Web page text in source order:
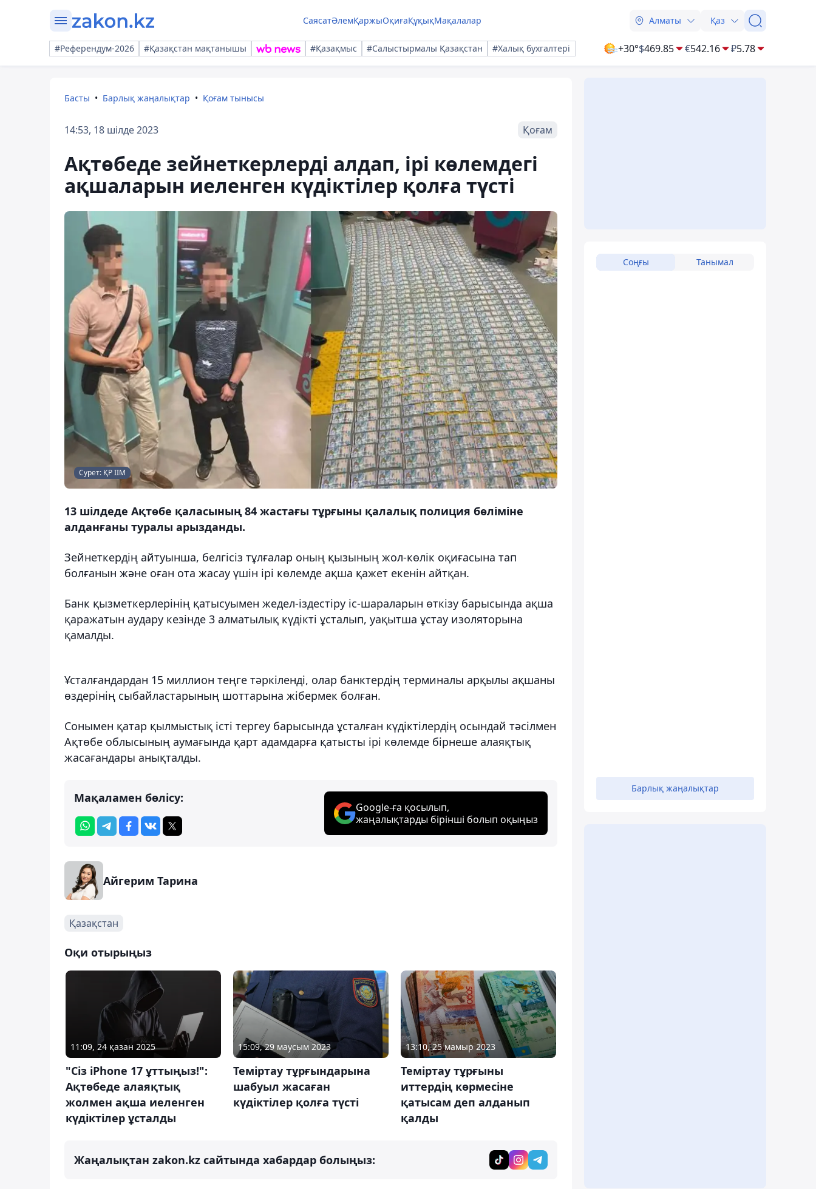
СаясатӘлемҚаржыОқиғаҚұқықМақалалар Алматы Қаз
#Референдум-2026 #Қазақстан мақтанышы #Қазақмыс #Салыстырмалы Қазақстан #Халық бухгалтері +30°$469.85 €542.16 ₽5.78
Басты Барлық жаңалықтар Қоғам тынысы
14:53, 18 шілде 2023 Қоғам
Ақтөбеде зейнеткерлерді алдап, ірі көлемдегі
ақшаларын иеленген күдіктілер қолға түсті
Сурет: ҚР ІІМ
13 шілдеде Ақтөбе қаласының 84 жастағы тұрғыны қалалық полиция бөліміне
алданғаны туралы арызданды.
Зейнеткердің айтуынша, белгісіз тұлғалар оның қызының жол-көлік оқиғасына тап
болғанын және оған ота жасау үшін ірі көлемде ақша қажет екенін айтқан.
Банк қызметкерлерінің қатысуымен жедел-іздестіру іс-шараларын өткізу барысында ақша
қаражатын аудару кезінде 3 алматылық күдікті ұсталып, уақытша ұстау изоляторына
қамалды.
Ұсталғандардан 15 миллион теңге тәркіленді, олар банктердің терминалы арқылы ақшаны
өздерінің сыбайластарының шоттарына жібермек болған.
Сонымен қатар қылмыстық істі тергеу барысында ұсталған күдіктілердің осындай тәсілмен
Ақтөбе облысының аумағында қарт адамдарға қатысты ірі көлемде бірнеше алаяқтық
жасағандары анықталды.
Мақаламен бөлісу:
Google-ға қосылып,
жаңалықтарды бірінші болып оқыңыз
Айгерим Тарина
Қазақстан
Оқи отырыңыз
11:09, 24 қазан 2025
"Сіз iPhone 17 ұттыңыз!":
Ақтөбеде алаяқтық
жолмен ақша иеленген
күдіктілер ұсталды
15:09, 29 маусым 2023
Теміртау тұрғындарына
шабуыл жасаған
күдіктілер қолға түсті
13:10, 25 мамыр 2023
Теміртау тұрғыны
иттердің көрмесіне
қатысам деп алданып
қалды
Жаңалықтан zakon.kz сайтында хабардар болыңыз:
Соңғы Танымал
Барлық жаңалықтар